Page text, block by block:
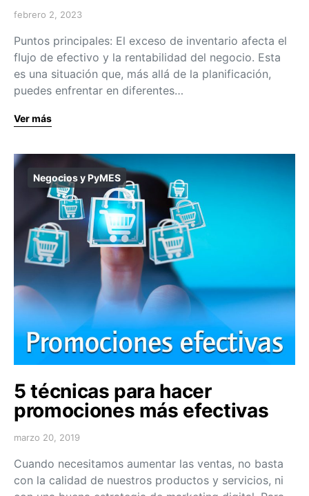
febrero 2, 2023
Puntos principales: El exceso de inventario afecta el
flujo de efectivo y la rentabilidad del negocio. Esta
es una situación que, más allá de la planificación,
puedes enfrentar en diferentes…
Ver más
Negocios y PyMES
5 técnicas para hacer
promociones más efectivas
marzo 20, 2019
Cuando necesitamos aumentar las ventas, no basta
con la calidad de nuestros productos y servicios, ni